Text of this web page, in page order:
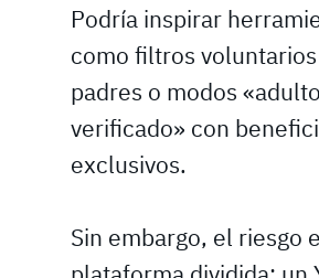
Podría inspirar
como filtros
padres o modos «adulto
verificado» con
exclusivos.
Sin embargo, el riesgo